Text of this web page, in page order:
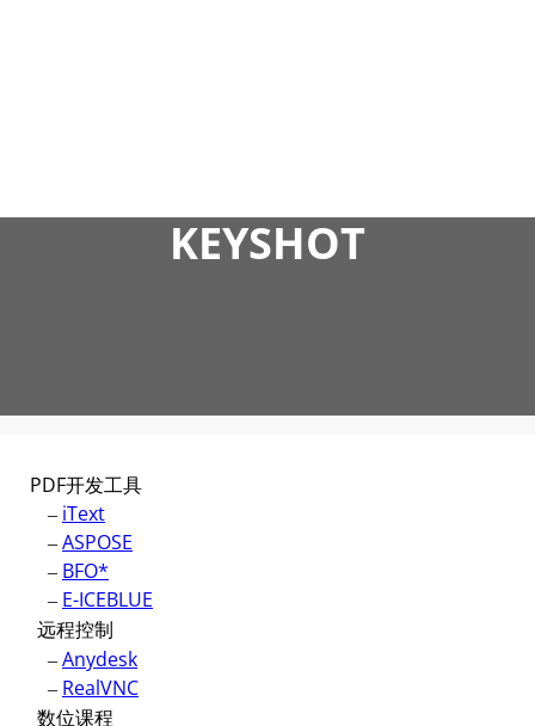
KEYSHOT
PDF开发工具
– iText
–ASPOSE
– BFO*
– E-ICEBLUE
远程控制
–Anydesk
– RealVNC
数位课程